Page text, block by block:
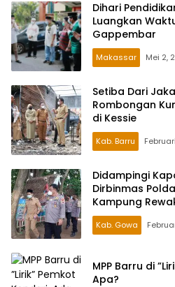
Dihari
Luangkan
Gappembar
Makassar Mei 2,
Setiba Dari
Rombongan
di Kessie
Kab. Barru
Didampingi
Dirbinmas
Kampung
Kab. Gowa
MPP Barru di
Apa?